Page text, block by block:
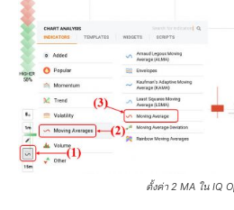
ตั้งค่า 2 MA ใน IQ